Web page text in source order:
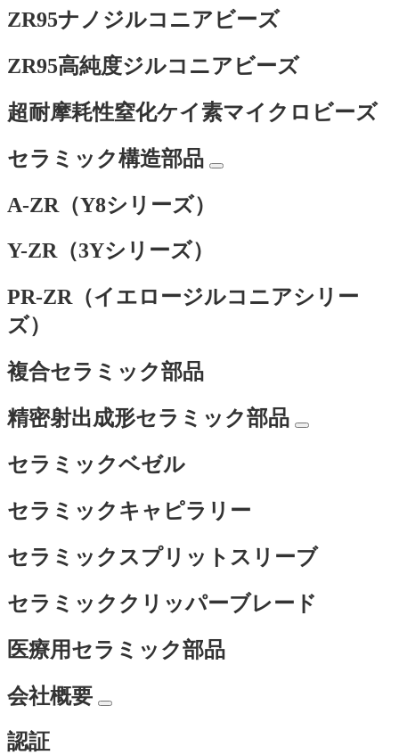
ZR95ナノジルコニアビーズ
ZR95高純度ジルコニアビーズ
超耐摩耗性窒化ケイ素マイクロビーズ
セラミック構造部品
A-ZR（Y8シリーズ）
Y-ZR（3Yシリーズ）
PR-ZR（イエロージルコニアシリー
ズ）
複合セラミック部品
精密射出成形セラミック部品
セラミックベゼル
セラミックキャピラリー
セラミックスプリットスリーブ
セラミッククリッパーブレード
医療用セラミック部品
会社概要
認証